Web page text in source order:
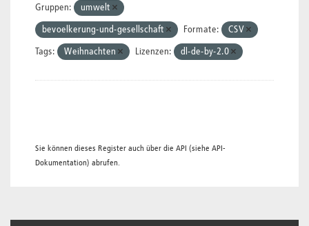
Gruppen: umwelt
bevoelkerung-und-gesellschaft Formate: CSV
Tags: Weihnachten Lizenzen: dl-de-by-2.0
Sie können dieses Register auch über die API (siehe API-
Dokumentation) abrufen.